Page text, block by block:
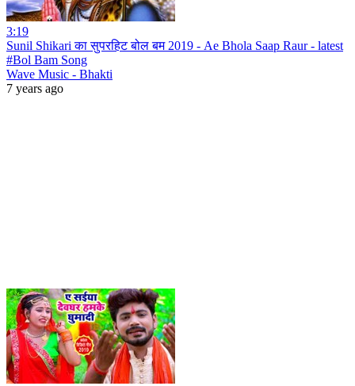
3:19
Sunil Shikari का सुपरहिट बोल बम 2019 - Ae Bhola Saap Raur - latest
#Bol Bam Song
Wave Music - Bhakti
7 years ago